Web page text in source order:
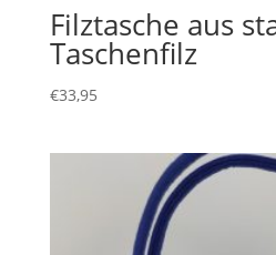
Filztasche aus
Taschenfilz
€33,95